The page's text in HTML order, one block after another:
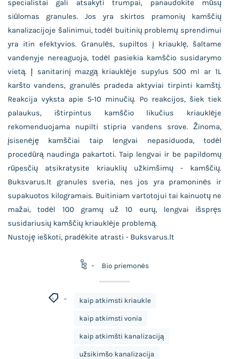
specialistai gali atsakyti trumpai, panaudokite mūsų
siūlomas granules. Jos yra skirtos pramonių kamščių
kanalizacijoje šalinimui, todėl buitinių problemų sprendimui
yra itin efektyvios. Granulės, supiltos į kriauklę, šaltame
vandenyje nereaguoja, todėl pasiekia kamščio susidarymo
vietą. Į sanitarinį mazgą kriauklėje supylus 500 ml ar 1L
karšto vandens, granulės pradeda aktyviai tirpinti kamštį.
Reakcija vyksta apie 5-10 minučių. Po reakcijos, šiek tiek
palaukus, ištirpintus kamščio likučius kriauklėje
rekomenduojama nupilti stipria vandens srove. Žinoma,
įsisenėję kamščiai taip lengvai nepasiduoda, todėl
procedūrą naudinga pakartoti. Taip lengvai ir be papildomų
rūpesčių atsikratysite kriauklių užkimšimų - kamščių.
Buksvarus.lt granules sveria, nes jos yra pramoninės ir
supakuotos kilogramais. Buitiniam vartotojui tai kainuotų ne
mažai, todėl 100 gramų už 10 eurų, lengvai išspręs
susidariusių kamščių kriauklėje problemą.
Nustoję ieškoti, pradėkite atrasti - Buksvarus.lt
Bio priemonės
kaip atkimsti kriaukle
kaip atkimsti vonia
kaip atkimšti kanalizaciją
užsikimšo kanalizacija